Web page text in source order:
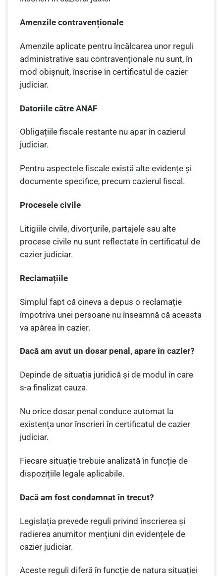
Amenzile contravenționale
Amenzile aplicate pentru încălcarea unor reguli
administrative sau contravenționale nu sunt, în
mod obișnuit, înscrise în certificatul de cazier
judiciar.
Datoriile către ANAF
Obligațiile fiscale restante nu apar în cazierul
judiciar.
Pentru aspectele fiscale există alte evidențe și
documente specifice, precum cazierul fiscal.
Procesele civile
Litigiile civile, divorțurile, partajele sau alte
procese civile nu sunt reflectate în certificatul de
cazier judiciar.
Reclamațiile
Simplul fapt că cineva a depus o reclamație
împotriva unei persoane nu înseamnă că aceasta
va apărea în cazier.
Dacă am avut un dosar penal, apare în cazier?
Depinde de situația juridică și de modul în care
s-a finalizat cauza.
Nu orice dosar penal conduce automat la
existența unor înscrieri în certificatul de cazier
judiciar.
Fiecare situație trebuie analizată în funcție de
dispozițiile legale aplicabile.
Dacă am fost condamnat în trecut?
Legislația prevede reguli privind înscrierea și
radierea anumitor mențiuni din evidențele de
cazier judiciar.
Aceste reguli diferă în funcție de natura situației